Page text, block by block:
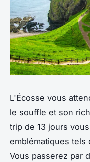
L'Écosse vous
le souffle et son
trip de 13 jours
emblématiques tels
Vous passerez par